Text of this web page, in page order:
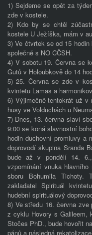
1) Sejdeme se opět za
zde v kostele.
2) Kdo by se chtěl
kostele U Ježíška, mám v
3) Ve čtvrtek se od 15
společně s NO CČSH.
4) V sobotu 19. Června se
Gutů v Holoubkově do 14
5) 25. Června se zde v
kvintetu Lamas a
6) Výjimečně tentokrát už v
husy ve Volduchách u
7) Dnes, 13. června slaví
9:00 se koná slavnostní
hodin duchovní promluvy a
doprovodí skupina Sranda
bude až v pondělí 14.
vzpomínání vnuka
sboru Bohumila
zakladatel Spirituál
hudební spirituálový
8) Ve středu 16. června
z cyklu Hovory s Galileem,
Stočes PhD., bude hovořit
pánů a následná